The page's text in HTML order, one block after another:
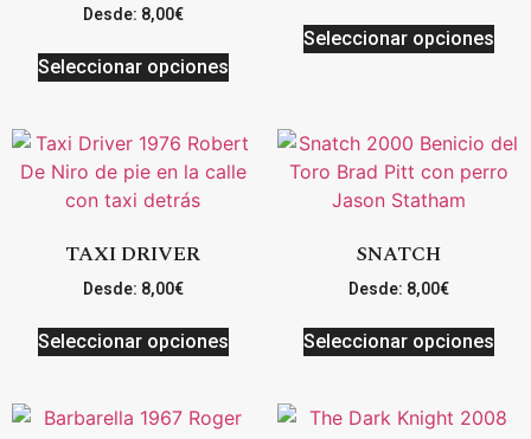
Desde: 8,00€
Seleccionar opciones
Seleccionar opciones
TAXI DRIVER
Desde: 8,00€
Seleccionar opciones
SNATCH
Desde: 8,00€
Seleccionar opciones